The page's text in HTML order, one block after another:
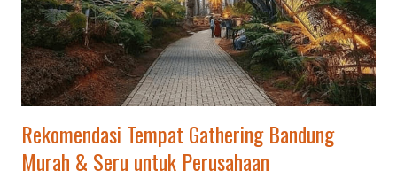
di alam terbuka, seperti permainan kelompok, simulasi, dan
tantangan fisik maupun mental. Sering kali dilaksanakan di lokasi
yang menyatu dengan alam, seperti pegunungan, hutan, atau
pantai. M...
Rekomendasi Tempat Gathering Bandung
Murah & Seru untuk Perusahaan